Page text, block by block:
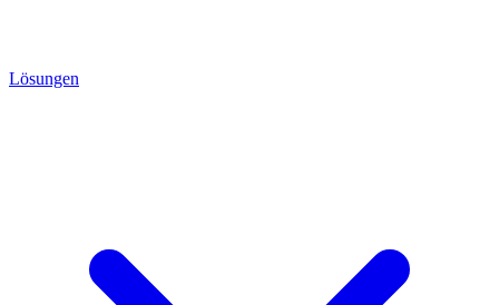
Lösungen